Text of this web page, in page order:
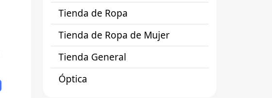
Tienda de Ropa
Tienda de Ropa de Mujer
Tienda General
Óptica